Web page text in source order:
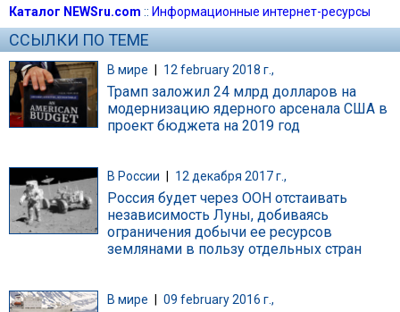
Каталог NEWSru.com :: Информационные интернет-ресурсы
ССЫЛКИ ПО ТЕМЕ
В мире | 12 february 2018 г.,
Трамп заложил 24 млрд долларов на
модернизацию ядерного арсенала США в
проект бюджета на 2019 год
В России 12 декабря 2017 г.,
Россия будет через ООН отстаивать
независимость Луны, добиваясь
ограничения добычи ее ресурсов
землянами в пользу отдельных стран
В мире 09 february 2016 г.,